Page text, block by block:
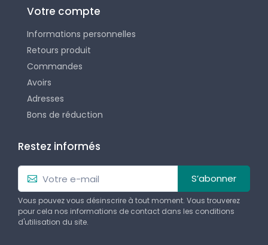
Votre compte
Informations personnelles
Retours produit
Commandes
Avoirs
Adresses
Bons de réduction
Restez informés
S’abonner
Vous pouvez vous désinscrire à tout moment. Vous trouverez
pour cela nos informations de contact dans les conditions
d'utilisation du site.